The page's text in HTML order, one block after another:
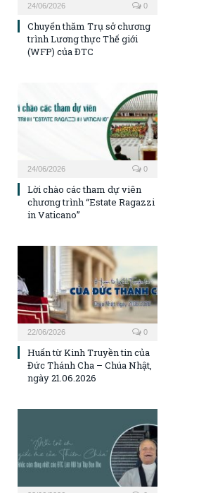
24/06/2026 0
Chuyến thăm Trụ sở chương
trình Lương thực Thế giới
(WFP) của ĐTC
24/06/2026 0
Lời chào các tham dự viên
chương trình “Estate Ragazzi
in Vaticano”
22/06/2026 0
Huấn từ Kinh Truyền tin của
Đức Thánh Cha – Chúa Nhật,
ngày 21.06.2026